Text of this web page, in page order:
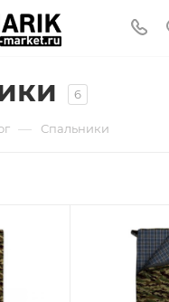
6
— Спальники